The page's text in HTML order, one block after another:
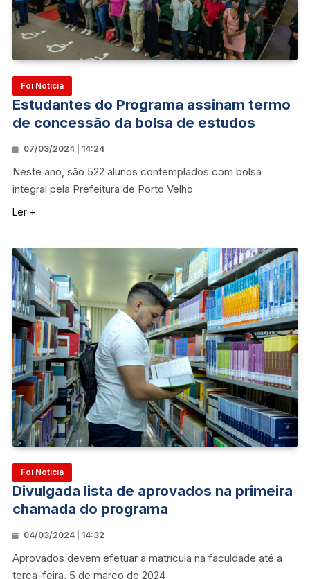
Foi Notícia
Estudantes do Programa assinam termo
de concessão da bolsa de estudos
07/03/2024 | 14:24
Neste ano, são 522 alunos contemplados com bolsa
integral pela Prefeitura de Porto Velho
Ler +
Foi Notícia
Divulgada lista de aprovados na primeira
chamada do programa
04/03/2024 | 14:32
Aprovados devem efetuar a matrícula na faculdade até a
terça-feira, 5 de março de 2024